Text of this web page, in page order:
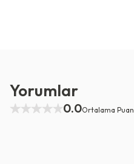
Yorumlar
0.0Ortalama Puan